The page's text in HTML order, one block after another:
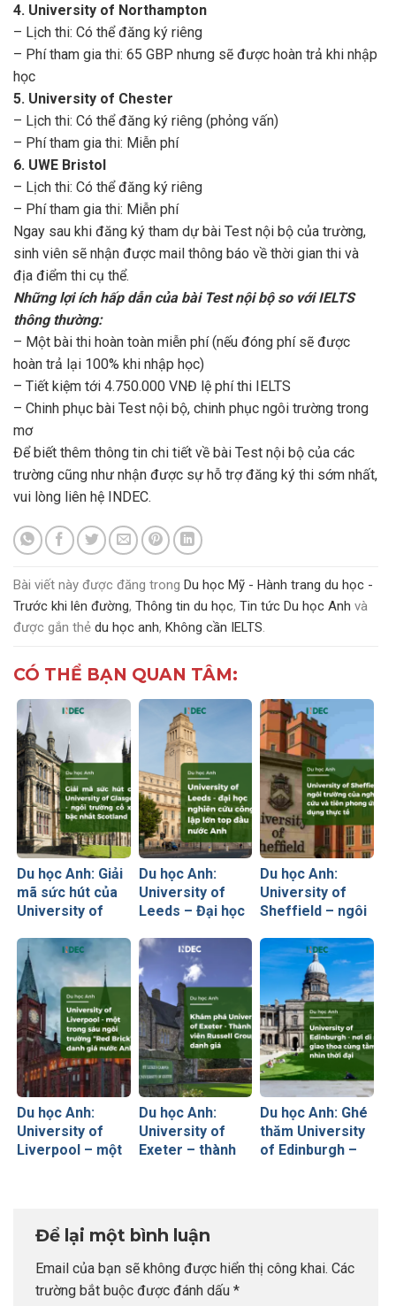
4. University of Northampton
– Lịch thi: Có thể đăng ký riêng
– Phí tham gia thi: 65 GBP nhưng sẽ được hoàn trả khi nhập
học
5. University of Chester
– Lịch thi: Có thể đăng ký riêng (phỏng vấn)
– Phí tham gia thi: Miễn phí
6. UWE Bristol
– Lịch thi: Có thể đăng ký riêng
– Phí tham gia thi: Miễn phí
Ngay sau khi đăng ký tham dự bài Test nội bộ của trường,
sinh viên sẽ nhận được mail thông báo về thời gian thi và
địa điểm thi cụ thể.
Những lợi ích hấp dẫn của bài Test nội bộ so với IELTS
thông thường:
– Một bài thi hoàn toàn miễn phí (nếu đóng phí sẽ được
hoàn trả lại 100% khi nhập học)
– Tiết kiệm tới 4.750.000 VNĐ lệ phí thi IELTS
– Chinh phục bài Test nội bộ, chinh phục ngôi trường trong
mơ
Để biết thêm thông tin chi tiết về bài Test nội bộ của các
trường cũng như nhận được sự hỗ trợ đăng ký thi sớm nhất,
vui lòng liên hệ INDEC.
Bài viết này được đăng trong Du học Mỹ - Hành trang du học -
Trước khi lên đường, Thông tin du học, Tin tức Du học Anh và
được gắn thẻ du học anh, Không cần IELTS.
CÓ THỂ BẠN QUAN TÂM:
Du học Anh: Giải
mã sức hút của
University of
trường cổ xưa
bậc nhất
Scotland
Du học Anh:
University of
Leeds – Đại học
lập lớn top đầu
nước Anh
Du học Anh:
University of
Sheffield – ngôi
nghiên cứu và
tiên phong ứng
dụng thực tế
Du học Anh:
University of
Liverpool – một
nước Anh
Du học Anh:
University of
Exeter – thành
đầu Anh Quốc
Du học Anh: Ghé
thăm University
of Edinburgh –
Để lại một bình luận
Email của bạn sẽ không được hiển thị công khai. Các
trường bắt buộc được đánh dấu *